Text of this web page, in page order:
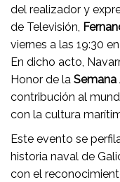
del realizador y
de Televisión,
viernes a las 19:30
En dicho acto,
Honor de la Semana
contribución al
con la cultura
Este evento se
historia naval de
con el